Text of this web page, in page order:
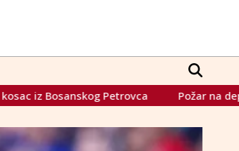
Požar na deponiji Uborak ugašen,